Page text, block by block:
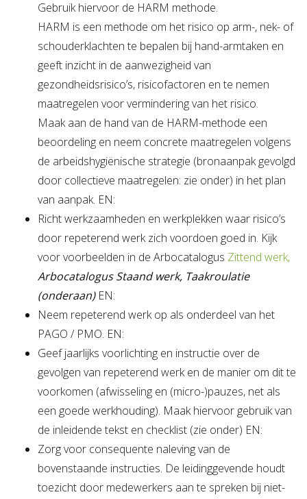
Gebruik hiervoor de HARM methode.
HARM is een methode om het risico op arm-, nek- of
schouderklachten te bepalen bij hand-armtaken en
geeft inzicht in de aanwezigheid van
gezondheidsrisico’s, risicofactoren en te nemen
maatregelen voor vermindering van het risico.
Maak aan de hand van de HARM-methode een
beoordeling en neem concrete maatregelen volgens
de arbeidshygiënische strategie (bronaanpak gevolgd
door collectieve maatregelen: zie onder) in het plan
van aanpak. EN:
Richt werkzaamheden en werkplekken waar risico’s
door repeterend werk zich voordoen goed in. Kijk
voor voorbeelden in de Arbocatalogus Zittend werk,
Arbocatalogus Staand werk, Taakroulatie
(onderaan)EN:
Neem repeterend werk op als onderdeel van het
PAGO / PMO. EN:
Geef jaarlijks voorlichting en instructie over de
gevolgen van repeterend werk en de manier om dit te
voorkomen (afwisseling en (micro-)pauzes, net als
een goede werkhouding). Maak hiervoor gebruik van
de inleidende tekst en checklist (zie onder) EN:
Zorg voor consequente naleving van de
bovenstaande instructies. De leidinggevende houdt
toezicht door medewerkers aan te spreken bij niet-